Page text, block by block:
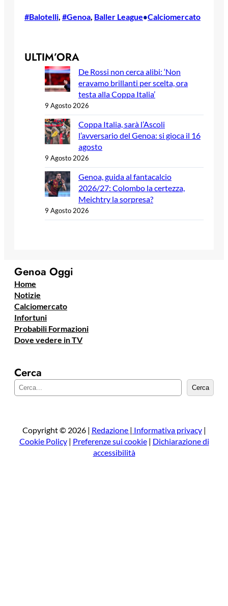
#Balotelli, #Genoa, Baller League•Calciomercato
ULTIM’ORA
De Rossi non cerca alibi: ‘Non
eravamo brillanti per scelta, ora
testa alla Coppa Italia’
9 Agosto 2026
Coppa Italia, sarà l’Ascoli
l’avversario del Genoa: si gioca il 16
agosto
9 Agosto 2026
Genoa, guida al fantacalcio
2026/27: Colombo la certezza,
Meichtry la sorpresa?
9 Agosto 2026
Genoa Oggi
Home
Notizie
Calciomercato
Infortuni
Probabili Formazioni
Dove vedere in TV
Cerca
e
a
Cerca
Copyright © 2026 | Redazione | Informativa privacy|
Cookie Policy| Preferenze sui cookie| Dichiarazione di
accessibilità